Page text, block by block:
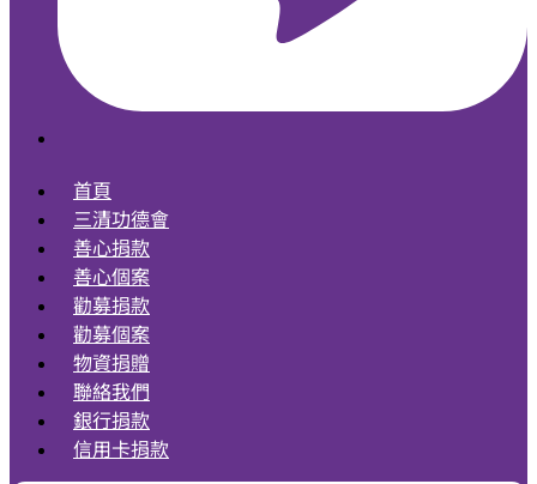
首頁
三清功德會
善心捐款
善心個案
勸募捐款
勸募個案
物資捐贈
聯絡我們
銀行捐款
信用卡捐款